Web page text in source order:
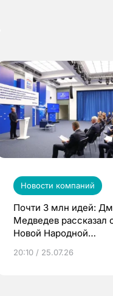
Новости компаний
Почти 3 млн идей:
Медведев рассказал
Новой Народной
20:10 / 25.07.26